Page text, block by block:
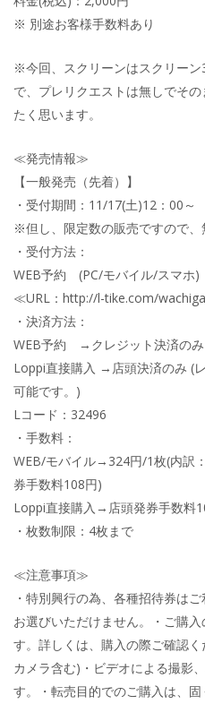
※ 別途お客様手数料あり
※今回、スクリーンはスクリー
で、プレリクエストは無しでそ
たく思います。
≪発売情報≫
【一般発売（先着）】
・受付期間：11/17(土)12：00～
※但し、限定数の販売ですので、
・受付方法：
WEB予約 (PC/モバイル/スマ
≪URL：http://l-tike.com/
・決済方法：
WEB予約 →クレジット決済のみ
Loppi直接購入 →店頭決済のみ (
可能です。)
Lコード：32496
・手数料：
WEB/モバイル→324円/1枚(内訳
券手数料108円)
Loppi直接購入→店頭発券手数料
・枚数制限：4枚まで
≪注意事項≫
・特別興行の為、各種招待券は
お選びいただけません。・ご購
す。詳しくは、購入の際ご確認
カメラ含む)・ビデオによる撮影
す。・転売目的でのご購入は、